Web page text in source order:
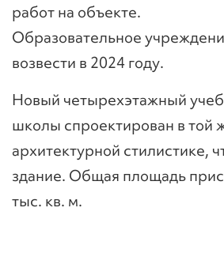
работ на объекте.
Образовательное
возвести в 2024 году.
Новый четырехэтажный
школы спроектирован в той
архитектурной стилистике,
здание. Общая площадь
тыс. кв. м.